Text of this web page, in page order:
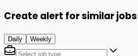
Create alert for similar jobs
Daily Weekly